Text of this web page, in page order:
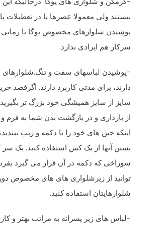
نیستند ولی معمولا عصرها یا در تعطیلات
پوشیدن شلوارهای مخصوص یوگا تا
سرکار هم ایرادی ندارد.
-پوشیدن لباسهای سفت و تنگ.شلوارهای
دارند، برای مدتی کاربرد دارند. اگرقصد
سایز از سایز همیشگی خود بزرگ تر
از بارداری و در بازگشت بدن شما به
اینکه جین های خود را با دکمه و زیب ببندید،
بستن آنها از یک کش استفاده کنید. یک
سوراخی که دکمه در آن قرار می گیرد
توانید از زیرشلواری های های مخصوص
شلوارهایتان استفاده کنید.
-لباس های زیر پسرانه به مراتب بهتر و